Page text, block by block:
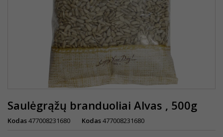
Saulėgrąžų branduoliai Alvas , 500g
Kodas477008231680 Kodas477008231680